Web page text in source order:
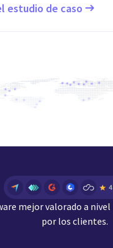
estudio de caso
mejor valorado a nivel
por los clientes.